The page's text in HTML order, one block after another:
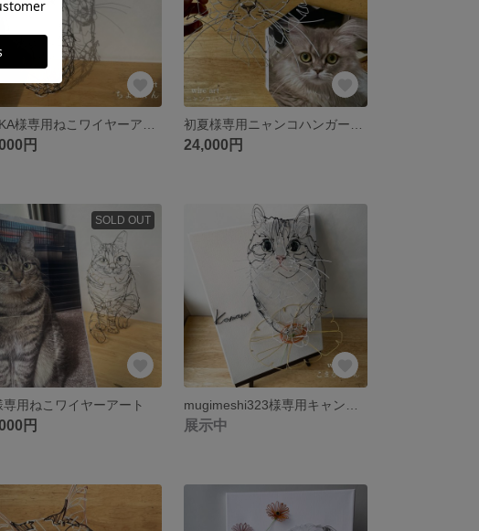
円 24,000円
SOLD OUT
専用ねこワイヤーアート
円 展示中